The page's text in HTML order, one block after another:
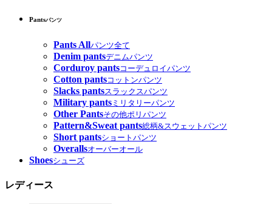
Pantsパンツ
Pants Allパンツ全て
Denim pantsデニムパンツ
Corduroy pantsコーデュロイパンツ
Cotton pantsコットンパンツ
Slacks pantsスラックスパンツ
Military pants ミリタリーパンツ
Other Pantsその他ポリパンツ
Pattern&Sweat pants総柄&スウェットパンツ
Short pantsショートパンツ
Overallsオーバーオール
Shoesシューズ
レディース